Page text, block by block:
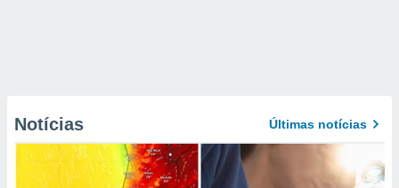
Notícias Últimas notícias